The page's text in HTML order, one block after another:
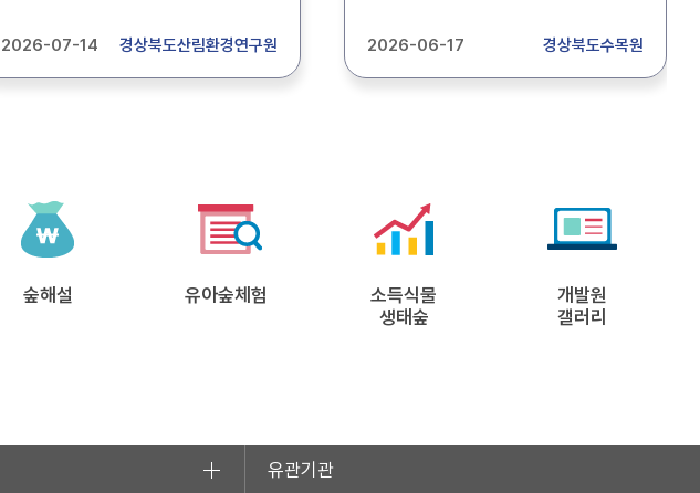
상세내용은 첨부파일에서 확인하시기
바랍니다.
2026-07-14 경상북도산림환경연구원
경상북도수목원관리소장
2026-06-17 경상북도수목원
숲해설 유아숲체험
소득식물
생태숲
개발원
갤러리
유관기관